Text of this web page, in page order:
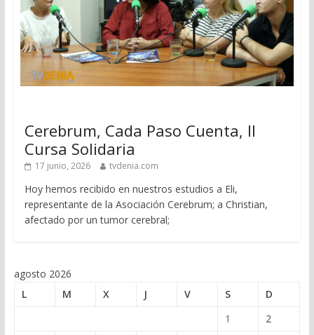
Cerebrum, Cada Paso Cuenta, II
Cursa Solidaria
17 junio, 2026 tvdenia.com
Hoy hemos recibido en nuestros estudios a Eli,
representante de la Asociación Cerebrum; a Christian,
afectado por un tumor cerebral;
agosto 2026
L
M X J V S
D
1
2